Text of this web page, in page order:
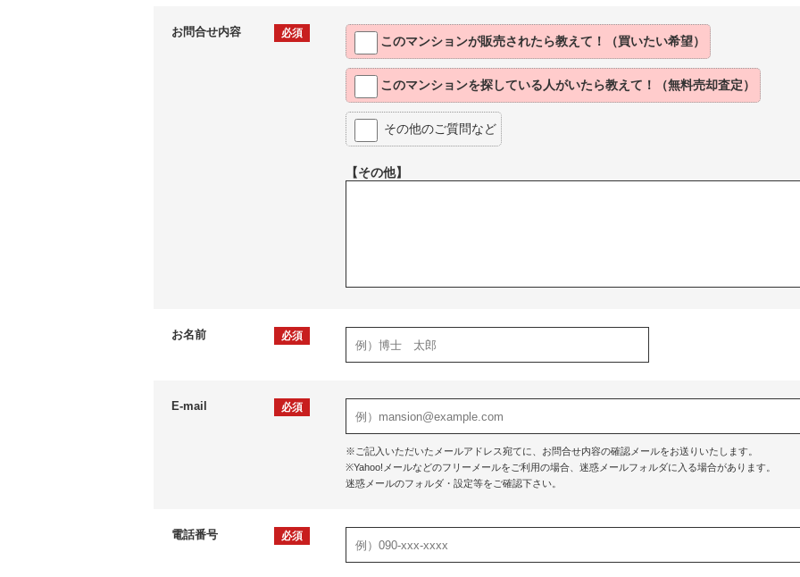
お問合せ内容 必須
このマンションが販売されたら教えて！（買いたい希望）
このマンションを探している人がいたら教えて！（無料売却査定）
その他のご質問など
【その他】
お名前 必須
E-mail 必須
※ご記入いただいたメールアドレス宛てに、お問合せ内容の確認メールをお送りいたします。
※Yahoo!メールなどのフリーメールをご利用の場合、迷惑メールフォルダに入る場合があります。
迷惑メールのフォルダ・設定等をご確認下さい。
電話番号 必須